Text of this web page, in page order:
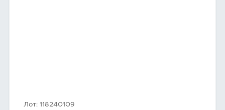
Лот: 118240109